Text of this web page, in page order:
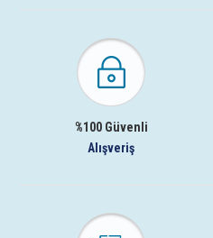
%100 Güvenli
Alışveriş